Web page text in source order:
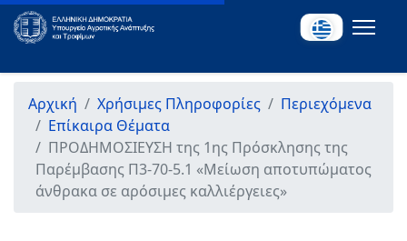
Αρχική Χρήσιμες Πληροφορίες
Περιεχόμενα
Επίκαιρα Θέματα
ΠΡΟΔΗΜΟΣΙΕΥΣΗ της 1ης Πρόσκλησης της
Παρέμβασης Π3-70-5.1 «Μείωση αποτυπώματος
άνθρακα σε αρόσιμες καλλιέργειες»